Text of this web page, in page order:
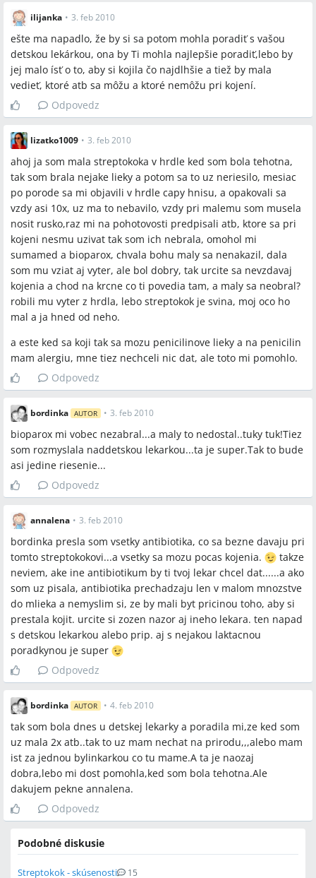
ilijanka • 3. feb 2010
ešte ma napadlo, že by si sa potom mohla poradiť s vašou
detskou lekárkou, ona by Ti mohla najlepšie poradiť,lebo by
jej malo ísť o to, aby si kojila čo najdlhšie a tiež by mala
vedieť, ktoré atb sa môžu a ktoré nemôžu pri kojení.
Odpovedz
lizatko1009 • 3. feb 2010
ahoj ja som mala streptokoka v hrdle ked som bola tehotna,
tak som brala nejake lieky a potom sa to uz neriesilo, mesiac
po porode sa mi objavili v hrdle capy hnisu, a opakovali sa
vzdy asi 10x, uz ma to nebavilo, vzdy pri malemu som musela
nosit rusko,raz mi na pohotovosti predpisali atb, ktore sa pri
kojeni nesmu uzivat tak som ich nebrala, omohol mi
sumamed a bioparox, chvala bohu maly sa nenakazil, dala
som mu vziat aj vyter, ale bol dobry, tak urcite sa nevzdavaj
kojenia a chod na krcne co ti povedia tam, a maly sa neobral?
robili mu vyter z hrdla, lebo streptokok je svina, moj oco ho
mal a ja hned od neho.
a este ked sa koji tak sa mozu penicilinove lieky a na penicilin
mam alergiu, mne tiez nechceli nic dat, ale toto mi pomohlo.
Odpovedz
bordinka AUTOR • 3. feb 2010
bioparox mi vobec nezabral...a maly to nedostal..tuky tuk!Tiez
som rozmyslala naddetskou lekarkou...ta je super.Tak to bude
asi jedine riesenie...
Odpovedz
annalena • 3. feb 2010
bordinka presla som vsetky antibiotika, co sa bezne davaju pri
tomto streptokokovi...a vsetky sa mozu pocas kojenia.
takze
neviem, ake ine antibiotikum by ti tvoj lekar chcel dat......a ako
som uz pisala, antibiotika prechadzaju len v malom mnozstve
do mlieka a nemyslim si, ze by mali byt pricinou toho, aby si
prestala kojit. urcite si zozen nazor aj ineho lekara. ten napad
s detskou lekarkou alebo prip. aj s nejakou laktacnou
poradkynou je super
Odpovedz
bordinka AUTOR • 4. feb 2010
tak som bola dnes u detskej lekarky a poradila mi,ze ked som
uz mala 2x atb..tak to uz mam nechat na prirodu,,,alebo mam
ist za jednou bylinkarkou co tu mame.A ta je naozaj
dobra,lebo mi dost pomohla,ked som bola tehotna.Ale
dakujem pekne annalena.
Odpovedz
Podobné diskusie
Streptokok - skúsenosti 15